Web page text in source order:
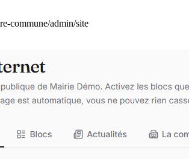
commune/admin/site